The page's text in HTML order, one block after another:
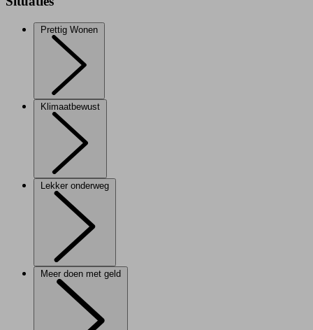
Prettig Wonen
Klimaatbewust
Lekker onderweg
Meer doen met geld